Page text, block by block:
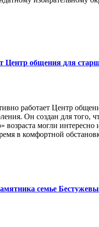
Центр общения для
работает Центр
Он создан для того,
возраста могли интересно
в комфортной
семье